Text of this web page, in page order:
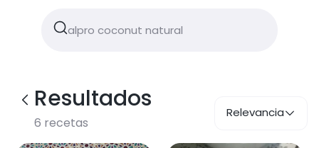
Resultados
6 recetas
Relevancia